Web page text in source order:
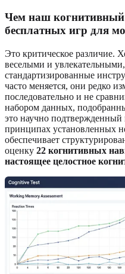
Чем наш когнитивный
бесплатных игр для
Это критическое различие.
веселыми и
стандартизированные
часто меняется, они редко
последовательно и не
набором данных,
это научно
принципах установленных
обеспечивает
оценку 22 когнитивных
настоящее целостное